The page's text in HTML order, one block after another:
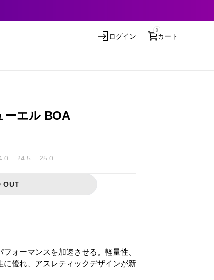
ログイン
0
カート
ーエル BOA
24.5 25.0
OUT
ォーマンスを加速させる。軽量性、
に優れ、アスレティックデザインが新